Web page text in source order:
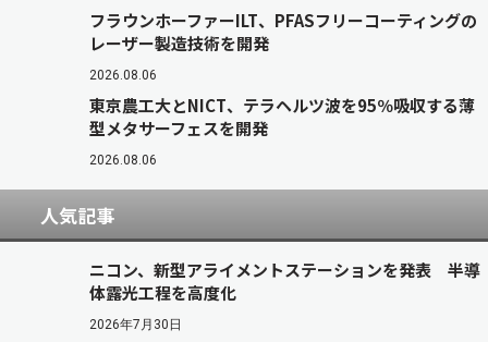
フラウンホーファーILT、PFASフリーコーティングの
レーザー製造技術を開発
2026.08.06
東京農工大とNICT、テラヘルツ波を95％吸収する薄
型メタサーフェスを開発
2026.08.06
人気記事
ニコン、新型アライメントステーションを発表 半導
体露光工程を高度化
2026年7月30日